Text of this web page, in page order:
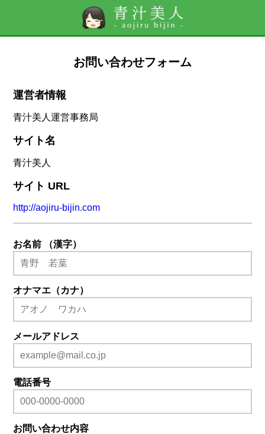
お問い合わせフォーム
運営者情報
青汁美人運営事務局
サイト名
青汁美人
サイト URL
http://aojiru-bijin.com
お名前 （漢字）
オナマエ（カナ）
メールアドレス
電話番号
お問い合わせ内容